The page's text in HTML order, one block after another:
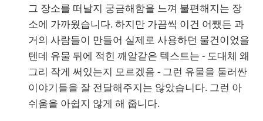
그 장소를 떠날지 궁금해함을 느껴 불편해지는 장
소에 가까웠습니다. 하지만 가끔씩 이건 어쨌든 과
거의 사람들이 만들어 실제로 사용하던 물건이었을
텐데 유물 뒤에 적힌 깨알같은 텍스트는 - 도대체 왜
그리 작게 써있는지 모르겠음 - 그런 유물을 둘러싼
이야기들을 잘 전달해주지는 않았습니다. 그런 아
쉬움을 아쉽지 않게 해 줍니다.